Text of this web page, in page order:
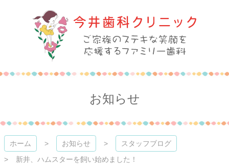
プ
今井歯科クリニック
お知らせ
ホーム お知らせ
スタッフブログ
新井、ハムスターを飼い始めました！